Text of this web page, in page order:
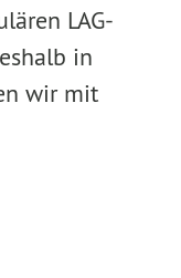
LAG-
in
wir mit